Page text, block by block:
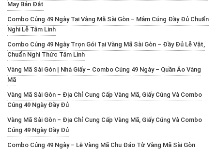
May Bán Đắt
Combo Cúng 49 Ngày Tại Vàng Mã Sài Gòn – Mâm Cúng Đầy Đủ Chuẩn
Nghi Lễ Tâm Linh
Combo Cúng 49 Ngày Trọn Gói Tại Vàng Mã Sài Gòn – Đầy Đủ Lễ Vật,
Chuẩn Nghi Thức Tâm Linh
Vàng Mã Sài Gòn | Nhà Giấy – Combo Cúng 49 Ngày – Quần Áo Vàng
Mã
Vàng Mã Sài Gòn – Địa Chỉ Cung Cấp Vàng Mã, Giấy Cúng Và Combo
Cúng 49 Ngày Đầy Đủ
Vàng Mã Sài Gòn – Địa Chỉ Cung Cấp Vàng Mã, Giấy Cúng Và Combo
Cúng 49 Ngày Đầy Đủ
Combo Cúng 49 Ngày – Lễ Vàng Mã Chu Đáo Từ Vàng Mã Sài Gòn